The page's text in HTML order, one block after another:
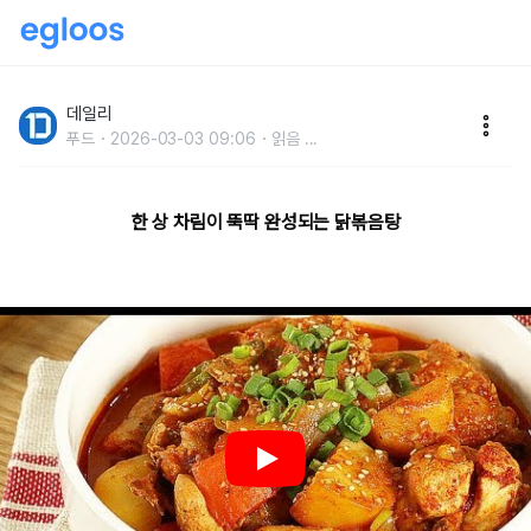
데일리
푸드 2026-03-03 09:06 읽음 ...
한 상 차림이 뚝딱 완성되는 닭볶음탕